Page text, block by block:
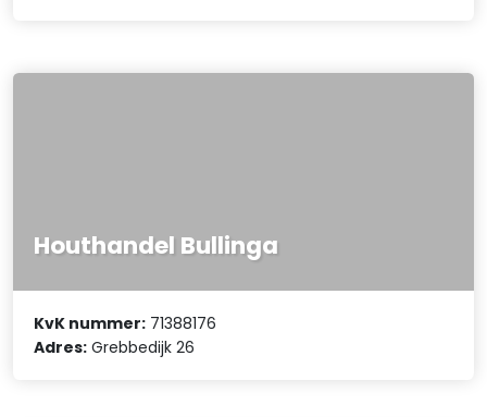
Houthandel Bullinga
KvK nummer: 71388176
Adres: Grebbedijk 26